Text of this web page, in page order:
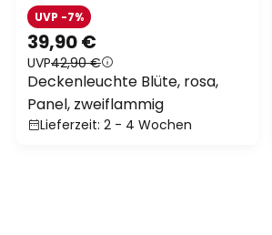
39,90 €
UVP42,90 €
UVP -7%
Deckenleuchte Blüte, rosa,
Panel, zweiflammig
Lieferzeit: 2 - 4 Wochen